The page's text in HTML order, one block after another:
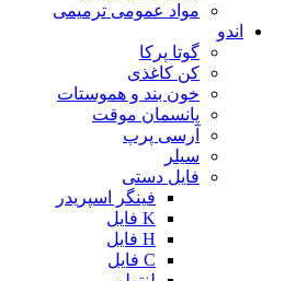
مواد عمومی ترمیمی
اندو
گوتا پرکا
کن کاغذی
خون بند و هموستات
پانسمان موقت
آرسی پرپ
سیلر
فایل دستی
فینگر اسپریدر
K فایل
H فایل
C فایل